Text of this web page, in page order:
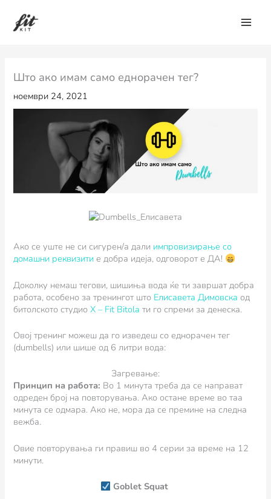
content
Што ако имам само еднорачен тег?
ноември 24, 2021
Ако се уште не си сигурен/а дали импровизирање со
домашни реквизити е добра идеја, одговорот е ДА!
Доколку немаш тегови, шишиња вода ќе ти завршат добра
работа, особено за тренингот што Елисавета Димовска од
битолското студиоX – Fit Bitola ти го спреми за денеска.
Овој тренинг можеш да го изведеш со еднорачен тег
(dumbells) или шише од 6 литри вода:
Загревање:
Принцип на работа: Во 1 минута треба да се направат
одреден број на повторувања. Ако остане време во таа
минута се одмара. Ако не, мора да се премине на следна
вежба.
Овие повторувања ги правиш во 4 серии за време на 12
минути.
Goblet Squat